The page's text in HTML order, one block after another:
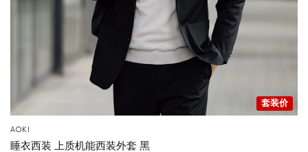
套装价
AOKI
睡衣西装 上质机能西装外套 黑